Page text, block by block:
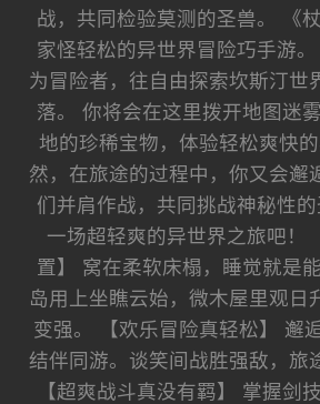
战，共同检验莫测的圣兽。 《
家怪轻松的异世界冒险巧手游
为冒险者，往自由探索坎斯汀世
落。 你将会在这里拨开地图迷
地的珍稀宝物，体验轻松爽快
然，在旅途的过程中，你又会邂
们并肩作战，共同挑战神秘性
一场超轻爽的异世界之旅吧！
置】 窝在柔软床榻，睡觉就是
岛用上坐瞧云始，微木屋里观日
变强。 【欢乐冒险真轻松】 邂
结伴同游。谈笑间战胜强敌，旅
【超爽战斗真没有羁】 掌握剑